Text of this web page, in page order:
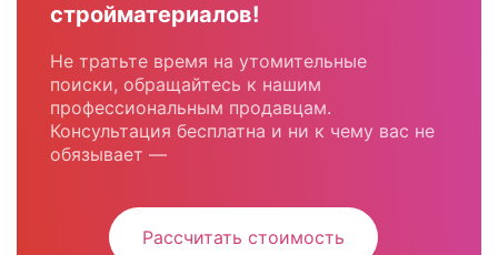
стройматериалов!
Не тратьте время на утомительные
поиски, обращайтесь к нашим
профессиональным продавцам.
Консультация бесплатна и ни к чему вас не
обязывает —
Рассчитать стоимость